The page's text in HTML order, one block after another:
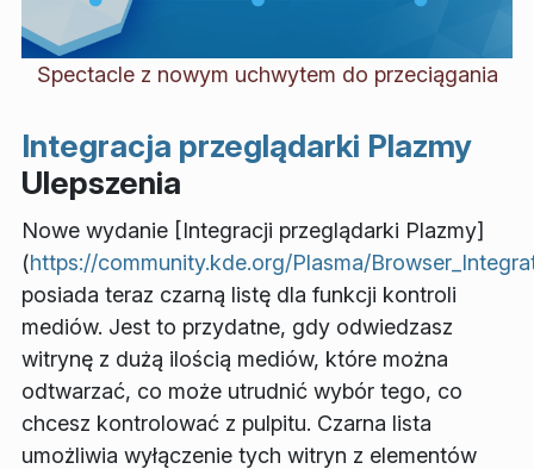
Spectacle z nowym uchwytem do przeciągania
Integracja przeglądarki Plazmy
Ulepszenia
Nowe wydanie [Integracji przeglądarki Plazmy]
(https://community.kde.org/Plasma/
posiada teraz czarną listę dla funkcji kontroli
mediów. Jest to przydatne, gdy odwiedzasz
witrynę z dużą ilością mediów, które można
odtwarzać, co może utrudnić wybór tego, co
chcesz kontrolować z pulpitu. Czarna lista
umożliwia wyłączenie tych witryn z elementów